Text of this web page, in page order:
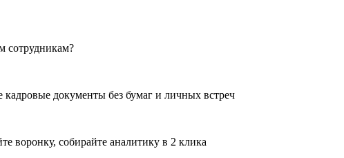
сотрудникам?
документы без бумаг и личных встреч
воронку, собирайте аналитику в 2 клика